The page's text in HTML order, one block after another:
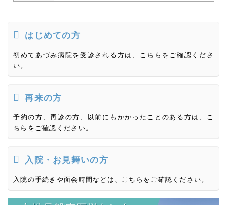
はじめての方
初めてあづみ病院を受診される方は、こちらをご確認くださ
い。
再来の方
予約の方、再診の方、以前にもかかったことのある方は、こ
ちらをご確認ください。
入院・お見舞いの方
入院の手続きや面会時間などは、こちらをご確認ください。